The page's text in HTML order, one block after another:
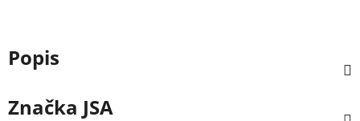
Popis
Značka JSA